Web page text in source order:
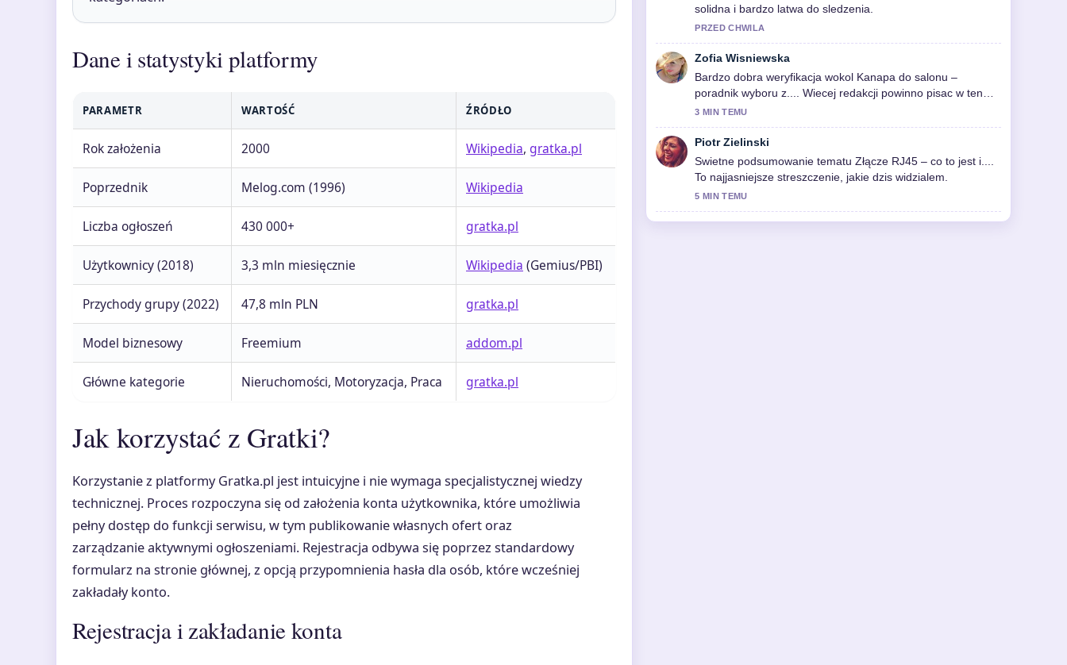
Dane i statystyki platformy
PARAMETR WARTOŚĆ ŹRÓDŁO
Rok założenia 2000 Wikipedia, gratka.pl
Poprzednik Melog.com (1996) Wikipedia
Liczba ogłoszeń 430 000+ gratka.pl
Użytkownicy (2018) 3,3 mln miesięcznie Wikipedia (Gemius/PBI)
Przychody grupy (2022) 47,8 mln PLN gratka.pl
Model biznesowy Freemium addom.pl
Główne kategorie Nieruchomości, Motoryzacja, Praca gratka.pl
Jak korzystać z Gratki?
Korzystanie z platformy Gratka.pl jest intuicyjne i nie wymaga specjalistycznej wiedzy
technicznej. Proces rozpoczyna się od założenia konta użytkownika, które umożliwia
pełny dostęp do funkcji serwisu, w tym publikowanie własnych ofert oraz
zarządzanie aktywnymi ogłoszeniami. Rejestracja odbywa się poprzez standardowy
formularz na stronie głównej, z opcją przypomnienia hasła dla osób, które wcześniej
zakładały konto.
Rejestracja i zakładanie konta
solidna i bardzo latwa do sledzenia.
PRZED CHWILA
Zofia Wisniewska
Bardzo dobra weryfikacja wokol Kanapa do salonu –
poradnik wyboru z.... Wiecej redakcji powinno pisac w ten
sposob.
3 MIN TEMU
Piotr Zielinski
Swietne podsumowanie tematu Złącze RJ45 – co to jest i....
To najjasniejsze streszczenie, jakie dzis widzialem.
5 MIN TEMU